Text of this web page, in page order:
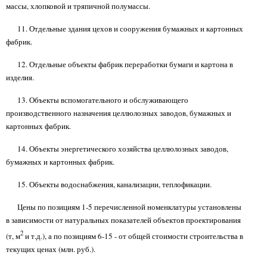
массы, хлопковой и тряпичной полумассы.
11. Отдельные здания цехов и сооружения бумажных и картонных
фабрик.
12. Отдельные объекты фабрик переработки бумаги и картона в
изделия.
13. Объекты вспомогательного и обслуживающего
производственного назначения целлюлозных заводов, бумажных и
картонных фабрик.
14. Объекты энергетического хозяйства целлюлозных заводов,
бумажных и картонных фабрик.
15. Объекты водоснабжения, канализации, теплофикации.
Цены по позициям 1-5 перечисленной номенклатуры установлены
в зависимости от натуральных показателей объектов проектирования
(т, м2 и т.д.), а по позициям 6-15 - от общей стоимости строительства в
текущих ценах (млн. руб.).